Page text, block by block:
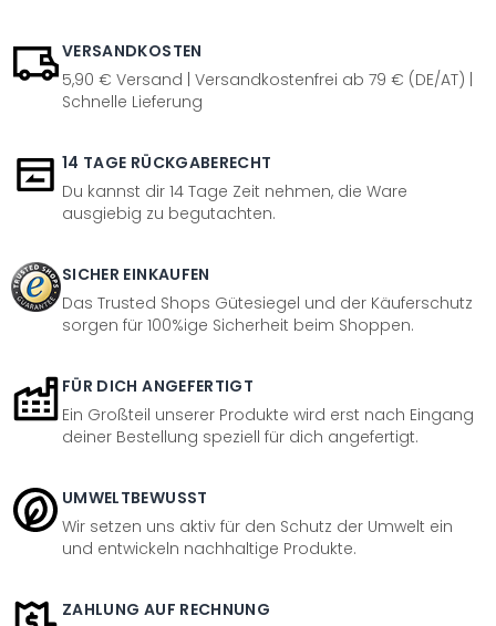
VERSANDKOSTEN
5,90 € Versand | Versandkostenfrei ab 79 € (DE/AT) |
Schnelle Lieferung
14 TAGE RÜCKGABERECHT
Du kannst dir 14 Tage Zeit nehmen, die Ware
ausgiebig zu begutachten.
SICHER EINKAUFEN
Das Trusted Shops Gütesiegel und der Käuferschutz
sorgen für 100%ige Sicherheit beim Shoppen.
FÜR DICH ANGEFERTIGT
Ein Großteil unserer Produkte wird erst nach Eingang
deiner Bestellung speziell für dich angefertigt.
UMWELTBEWUSST
Wir setzen uns aktiv für den Schutz der Umwelt ein
und entwickeln nachhaltige Produkte.
ZAHLUNG AUF RECHNUNG